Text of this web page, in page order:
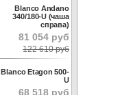
Blanco Andano
340/180-U (чаша
справа)
81 054 руб
122 610 руб
Blanco Etagon 500-
U
68 518 руб